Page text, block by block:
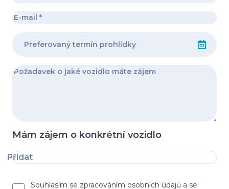
Mám zájem o konkrétní vozidlo
Přidat
Souhlasím se zpracováním osobních údajů a se